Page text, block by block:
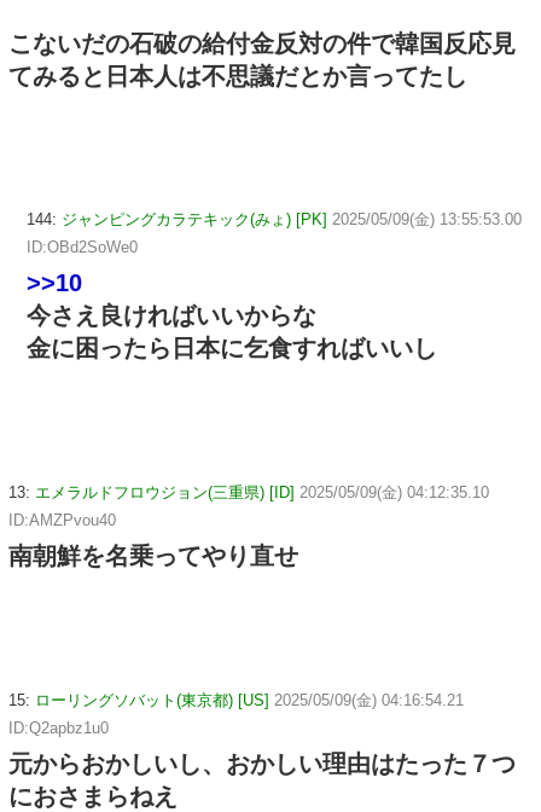
こないだの石破の給付金反対の件で韓国反応見
てみると日本人は不思議だとか言ってたし
144: ジャンピングカラテキック(みょ) [PK] 2025/05/09(金) 13:55:53.00
ID:OBd2SoWe0
>>10
今さえ良ければいいからな
金に困ったら日本に乞食すればいいし
13: エメラルドフロウジョン(三重県) [ID] 2025/05/09(金) 04:12:35.10
ID:AMZPvou40
南朝鮮を名乗ってやり直せ
15: ローリングソバット(東京都) [US] 2025/05/09(金) 04:16:54.21
ID:Q2apbz1u0
元からおかしいし、おかしい理由はたった７つ
におさまらねえ